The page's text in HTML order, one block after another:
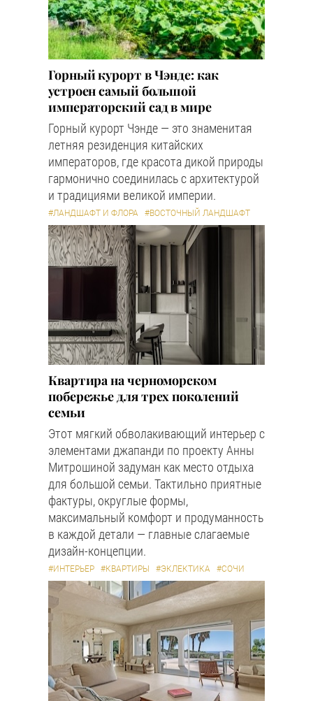
Горный курорт в Чэнде: как
устроен самый большой
императорский сад в мире
Горный курорт Чэнде — это знаменитая
летняя резиденция китайских
императоров, где красота дикой природы
гармонично соединилась с архитектурой
и традициями великой империи.
#ЛАНДШАФТ И ФЛОРА #ВОСТОЧНЫЙ ЛАНДШАФТ
Квартира на черноморском
побережье для трех поколений
семьи
Этот мягкий обволакивающий интерьер с
элементами джапанди по проекту Анны
Митрошиной задуман как место отдыха
для большой семьи. Тактильно приятные
фактуры, округлые формы,
максимальный комфорт и продуманность
в каждой детали — главные слагаемые
дизайн-концепции.
#ИНТЕРЬЕР #КВАРТИРЫ #ЭКЛЕКТИКА #СОЧИ